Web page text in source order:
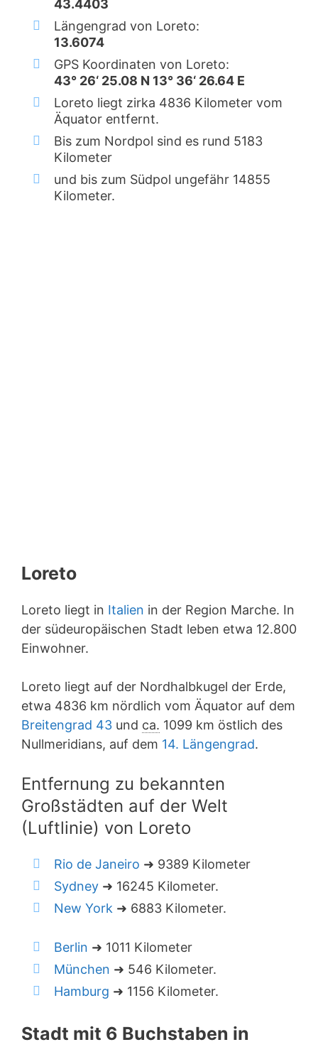
43.4403
Längengrad von Loreto:
13.6074
GPS Koordinaten von Loreto:
43° 26‘ 25.08 N 13° 36‘ 26.64 E
Loreto liegt zirka 4836 Kilometer vom
Äquator entfernt.
Bis zum Nordpol sind es rund 5183
Kilometer
und bis zum Südpol ungefähr 14855
Kilometer.
Loreto
Loreto liegt in Italien in der Region Marche. In
der südeuropäischen Stadt leben etwa 12.800
Einwohner.
Loreto liegt auf der Nordhalbkugel der Erde,
etwa 4836 km nördlich vom Äquator auf dem
Breitengrad 43 und ca. 1099 km östlich des
Nullmeridians, auf dem 14. Längengrad.
Entfernung zu bekannten
Großstädten auf der Welt
(Luftlinie) von Loreto
Rio de Janeiro ➜ 9389 Kilometer
Sydney ➜ 16245 Kilometer.
New York ➜ 6883 Kilometer.
Berlin ➜ 1011 Kilometer
München ➜ 546 Kilometer.
Hamburg ➜ 1156 Kilometer.
Stadt mit 6 Buchstaben in